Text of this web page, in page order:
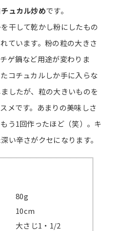
チュカル炒めです。
干して乾かし粉にしたもの
ています。粉の粒の大きさ
ゲ鍋など用途が変わりま
コチュカルしか手に入らな
したが、粒の大きいものを
メです。あまりの美味しさ
う1回作ったほど（笑）。キ
い辛さがクセになります。
80g
） 10cm
さじ1・1/2